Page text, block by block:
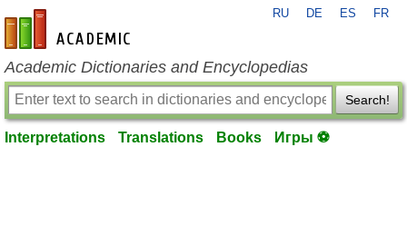
en-academic.com
RU DE ES FR
Academic Dictionaries and Encyclopedias
Search!
Interpretations Translations Books Игры ⚽